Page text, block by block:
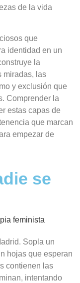
de la vida
que
identidad en un
la
miradas, las
y exclusión que
Comprender la
estas capas de
que marcan
empezar de
se
Sopla un
hojas que esperan
contienen las
intentando